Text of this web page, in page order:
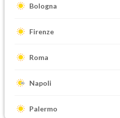
Bologna
Firenze
Roma
Napoli
Palermo